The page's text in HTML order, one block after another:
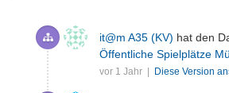
it@m A35 (KV) hat den
Öffentliche Spielplätze
vor 1 Jahr | Diese Version